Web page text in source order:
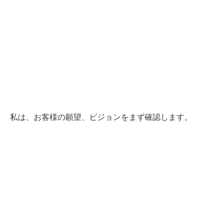
私は、お客様の願望、ビジョンをまず確認します。